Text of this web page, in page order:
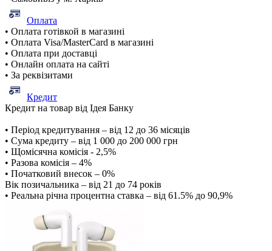
Оплата
• Оплата готівкой в магазині
• Оплата Visa/MasterCard в магазині
• Оплата при доставці
• Онлайн оплата на сайті
• За реквізитами
Кредит
Кредит на товар від Ідея Банку
• Період кредитування – від 12 до 36 місяців
• Сума кредиту – від 1 000 до 200 000 грн
• Щомісячна комісія - 2,5%
• Разова комісія – 4%
• Початковий внесок – 0%
Вік позичальника – від 21 до 74 років
• Реальна річна процентна ставка – від 61.5% до 90,9%